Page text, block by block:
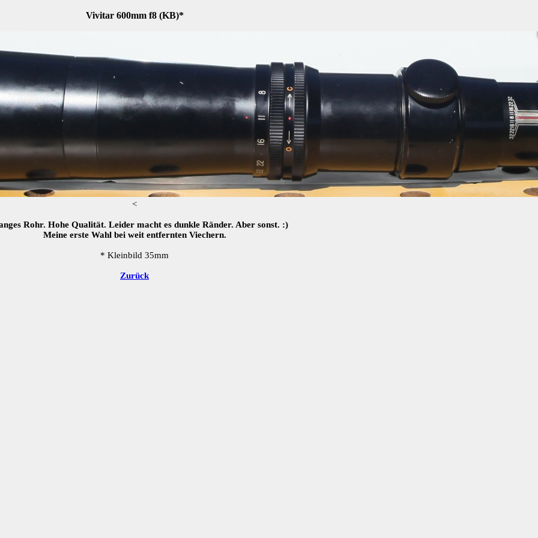
Vivitar 600mm f8 (KB)*
<
Rohr. Hohe Qualität. Leider macht es dunkle Ränder. Aber sonst. :)
Meine erste Wahl bei weit entfernten Viechern.
* Kleinbild 35mm
Zurück